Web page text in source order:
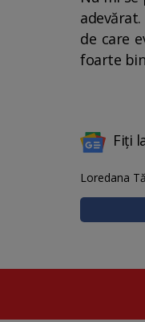
de care
foarte
Fiți
Loredana